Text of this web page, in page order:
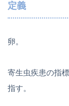
定義
卵。
寄生虫疾患の指
指す。